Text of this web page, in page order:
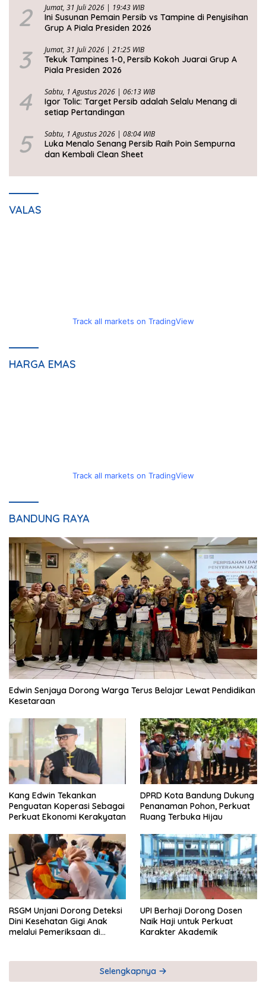
2 Jumat, 31 Juli 2026 | 19:43 WIB
Ini Susunan Pemain Persib vs Tampine di Penyisihan
Grup A Piala Presiden 2026
3 Jumat, 31 Juli 2026 | 21:25 WIB
Tekuk Tampines 1-0, Persib Kokoh Juarai Grup A
Piala Presiden 2026
4 Sabtu, 1 Agustus 2026 | 06:13 WIB
Igor Tolic: Target Persib adalah Selalu Menang di
setiap Pertandingan
5 Sabtu, 1 Agustus 2026 | 08:04 WIB
Luka Menalo Senang Persib Raih Poin Sempurna
dan Kembali Clean Sheet
VALAS
Track all markets on TradingView
HARGA EMAS
Track all markets on TradingView
BANDUNG RAYA
Edwin Senjaya Dorong Warga Terus Belajar Lewat Pendidikan
Kesetaraan
Kang Edwin Tekankan
Penguatan Koperasi Sebagai
Perkuat Ekonomi Kerakyatan
DPRD Kota Bandung Dukung
Penanaman Pohon, Perkuat
Ruang Terbuka Hijau
RSGM Unjani Dorong Deteksi
Dini Kesehatan Gigi Anak
melalui Pemeriksaan di
UPI Berhaji Dorong Dosen
Naik Haji untuk Perkuat
Karakter Akademik
Selengkapnya